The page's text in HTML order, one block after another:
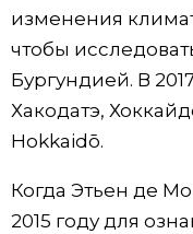
изменения
чтобы
Бургундией. В
Хакодатэ,
Hokkaidō.
Когда Этьен де
2015 году для